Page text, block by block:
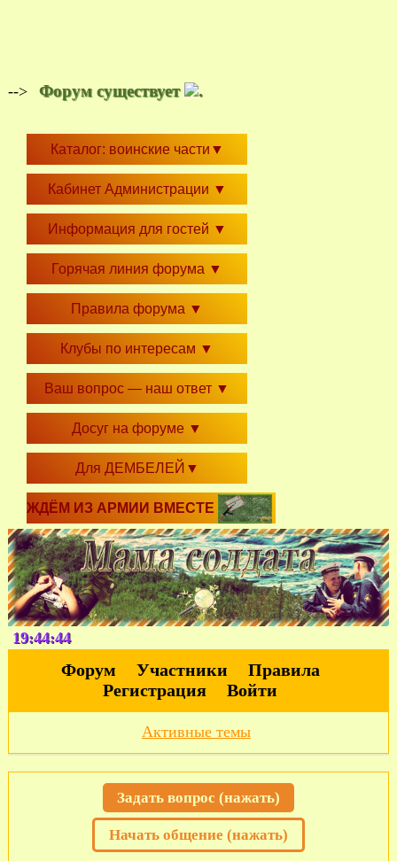
--> Форум существует .
Каталог: воинские части ▼
Кабинет Администрации ▼
Информация для гостей ▼
Горячая линия форума ▼
Правила форума ▼
Клубы по интересам ▼
Ваш вопрос — наш ответ ▼
Досуг на форуме ▼
Для ДЕМБЕЛЕЙ ▼
ЖДЁМ ИЗ АРМИИ ВМЕСТЕ
19:44:45
Форум Участники
Правила
Регистрация
Войти
Активные темы
Задать вопрос (нажать)
Начать общение (нажать)